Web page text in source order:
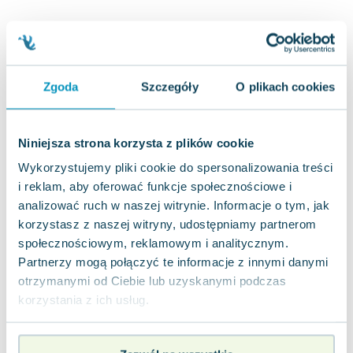
Zgoda Szczegóły O plikach cookies
Niniejsza strona korzysta z plików cookie
Wykorzystujemy pliki cookie do spersonalizowania treści
i reklam, aby oferować funkcje społecznościowe i
analizować ruch w naszej witrynie. Informacje o tym, jak
korzystasz z naszej witryny, udostępniamy partnerom
społecznościowym, reklamowym i analitycznym.
Partnerzy mogą połączyć te informacje z innymi danymi
otrzymanymi od Ciebie lub uzyskanymi podczas
korzystania z ich usług.
Jan Sztaudynger
Aleksander Puszkin
Małgorzata Ohme
Maddie Ziegler
Maria Seweryn
Janina Zającówna
Anna Prus (oprac.)
Nela Mała Reporterka
Agnieszka Maciąg
Barbara Wrzesińska
Terry Pratchett
Virginia Woolf